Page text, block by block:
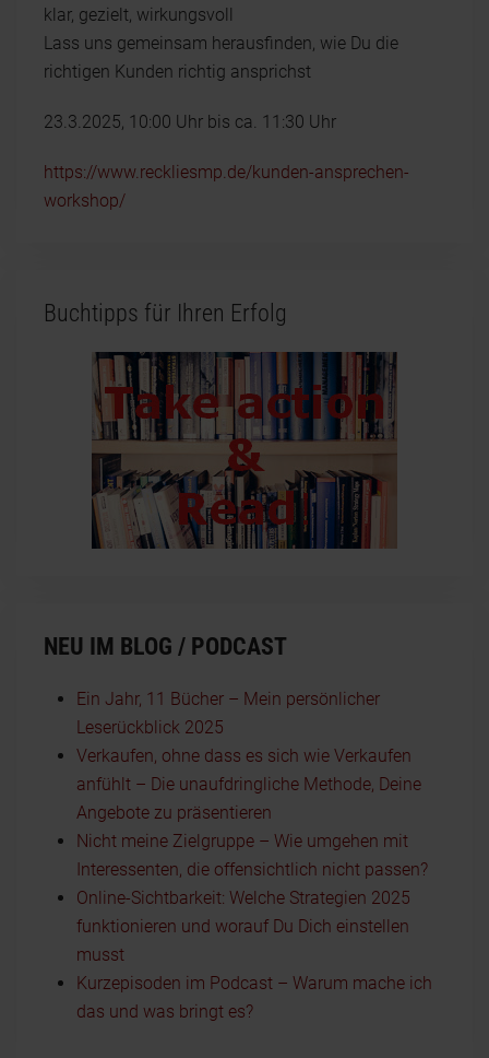
klar, gezielt, wirkungsvoll
Lass uns gemeinsam herausfinden, wie Du die
richtigen Kunden richtig ansprichst
23.3.2025, 10:00 Uhr bis ca. 11:30 Uhr
https://www.reckliesmp.de/kunden-ansprechen-
workshop/
Buchtipps für Ihren Erfolg
NEU IM BLOG / PODCAST
Ein Jahr, 11 Bücher – Mein persönlicher
Leserückblick 2025
Verkaufen, ohne dass es sich wie Verkaufen
anfühlt – Die unaufdringliche Methode, Deine
Angebote zu präsentieren
Nicht meine Zielgruppe – Wie umgehen mit
Interessenten, die offensichtlich nicht passen?
Online-Sichtbarkeit: Welche Strategien 2025
funktionieren und worauf Du Dich einstellen
musst
Kurzepisoden im Podcast – Warum mache ich
das und was bringt es?